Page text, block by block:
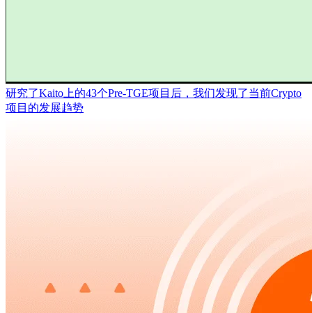
研究了Kaito上的43个Pre-TGE项目后，我们发现了当前Crypto
项目的发展趋势